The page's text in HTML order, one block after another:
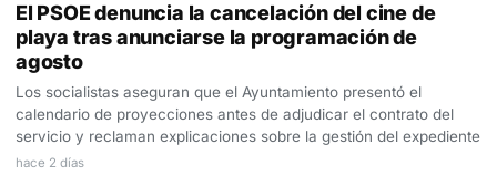
El PSOE denuncia la cancelación del cine de
playa tras anunciarse la programación de
agosto
Los socialistas aseguran que el Ayuntamiento presentó el
calendario de proyecciones antes de adjudicar el contrato del
servicio y reclaman explicaciones sobre la gestión del expediente
hace 2 días